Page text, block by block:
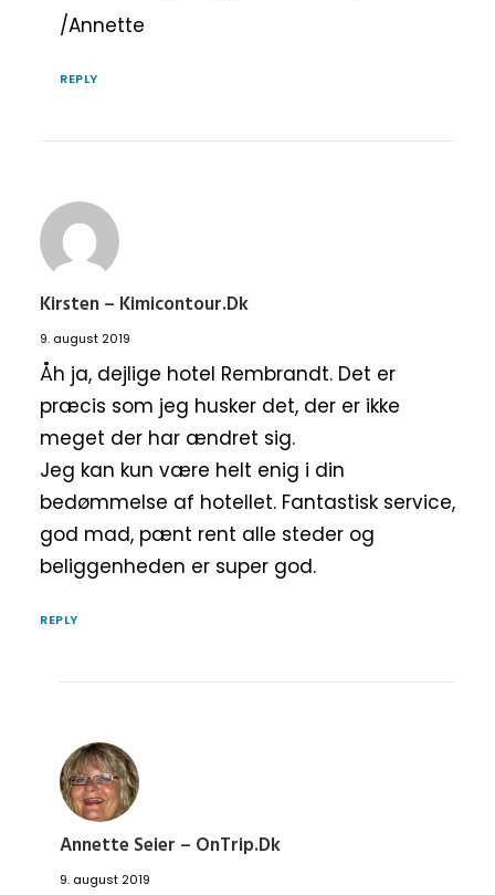
/Annette
REPLY
Kirsten – Kimicontour.dk
9. august 2019
Åh ja, dejlige hotel Rembrandt. Det er
præcis som jeg husker det, der er ikke
meget der har ændret sig.
Jeg kan kun være helt enig i din
bedømmelse af hotellet. Fantastisk service,
god mad, pænt rent alle steder og
beliggenheden er super god.
REPLY
Annette Seier – OnTrip.dk
9. august 2019